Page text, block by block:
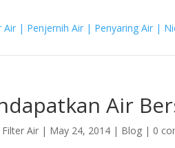
Air
Air | May 24, 2014 | Blog | 0